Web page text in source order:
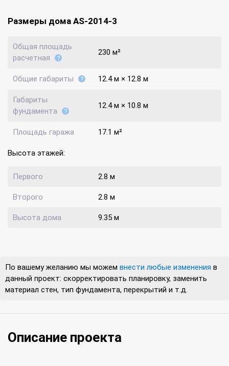
Размеры дома AS-2014-3
Общая площадь
расчетная
230 м²
Общие габариты 12.4 м × 12.8 м
Габариты
фундамента
12.4 м × 10.8 м
Площадь гаража 17.1 м²
Высота этажей:
Первого 2.8 м
Второго 2.8 м
Высота дома 9.35 м
По вашему желанию мы можем внести любые изменения в
данный проект: скорректировать планировку, заменить
материал стен, тип фундамента, перекрытий и т.д.
Описание проекта